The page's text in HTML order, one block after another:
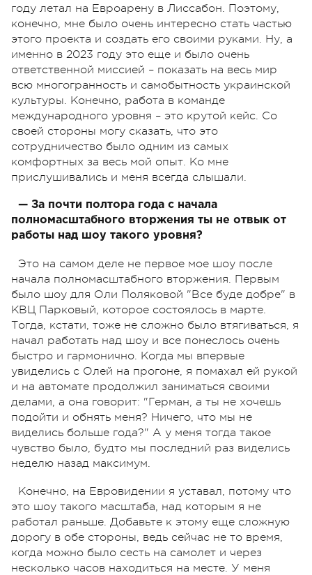
году летал на Евроарену в Лиссабон. Поэтому,
конечно, мне было очень интересно стать частью
этого проекта и создать его своими руками. Ну, а
именно в 2023 году это еще и было очень
ответственной миссией – показать на весь мир
всю многогранность и самобытность украинской
культуры. Конечно, работа в команде
международного уровня – это крутой кейс. Со
своей стороны могу сказать, что это
сотрудничество было одним из самых
комфортных за весь мой опыт. Ко мне
прислушивались и меня всегда слышали.
— За почти полтора года с начала
полномасштабного вторжения ты не отвык от
работы над шоу такого уровня?
Это на самом деле не первое мое шоу после
начала полномасштабного вторжения. Первым
было шоу для Оли Поляковой "Все буде добре" в
КВЦ Парковый, которое состоялось в марте.
Тогда, кстати, тоже не сложно было втягиваться, я
начал работать над шоу и все понеслось очень
быстро и гармонично. Когда мы впервые
увиделись с Олей на прогоне, я помахал ей рукой
и на автомате продолжил заниматься своими
делами, а она говорит: "Герман, а ты не хочешь
подойти и обнять меня? Ничего, что мы не
виделись больше года?" А у меня тогда такое
чувство было, будто мы последний раз виделись
неделю назад максимум.
Конечно, на Евровидении я уставал, потому что
это шоу такого масштаба, над которым я не
работал раньше. Добавьте к этому еще сложную
дорогу в обе стороны, ведь сейчас не то время,
когда можно было сесть на самолет и через
несколько часов находиться на месте. У меня